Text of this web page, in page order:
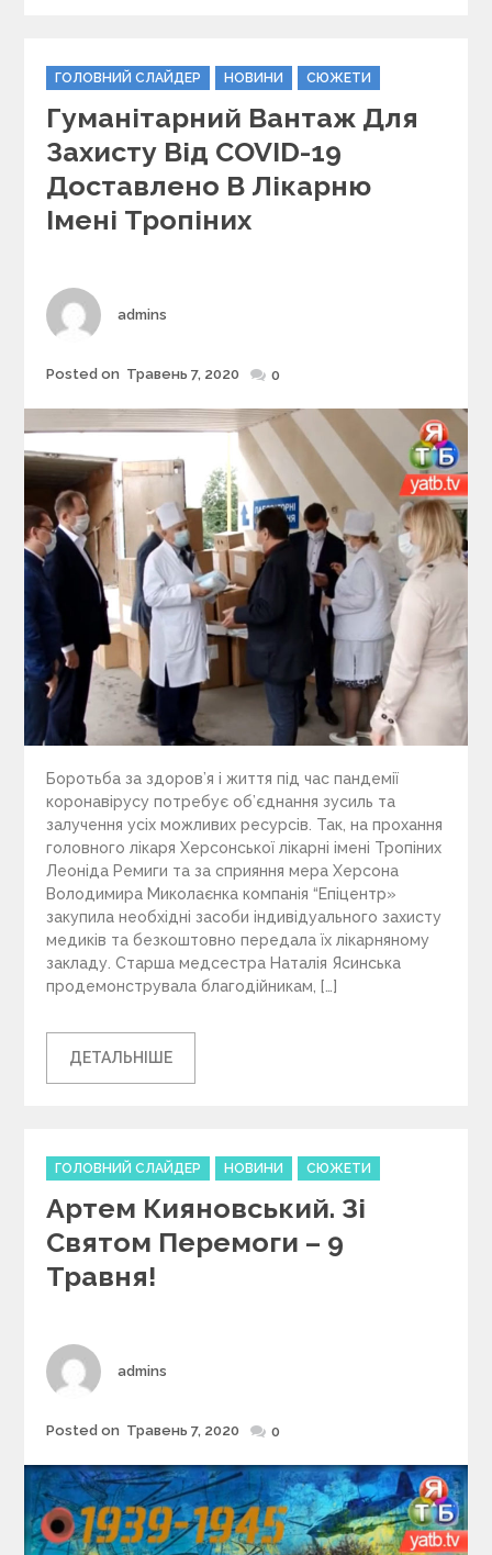
C
a
e
g
o
r
i
ГОЛОВНИЙ СЛАЙДЕР НОВИНИ СЮЖЕТИ
Гуманітарний Вантаж Для
Захисту Від COVID-19
Доставлено В Лікарню
Імені Тропіних
Author
admins
Posted
Posted on Травень 7, 2020 0
Боротьба за здоров’я і життя під час пандемії
коронавірусу потребує об’єднання зусиль та
залучення усіх можливих ресурсів. Так, на прохання
головного лікаря Херсонської лікарні імені Тропіних
Леоніда Ремиги та за сприяння мера Херсона
Володимира Миколаєнка компанія “Епіцентр»
закупила необхідні засоби індивідуального захисту
медиків та безкоштовно передала їх лікарняному
закладу. Старша медсестра Наталія Ясинська
продемонструвала благодійникам, […]
ДЕТАЛЬНІШЕ
C
a
t
e
g
s
ГОЛОВНИЙ СЛАЙДЕР НОВИНИ СЮЖЕТИ
Артем Кияновський. Зі
Святом Перемоги – 9
Травня!
Author
admins
Posted
Posted on Травень 7, 2020 0